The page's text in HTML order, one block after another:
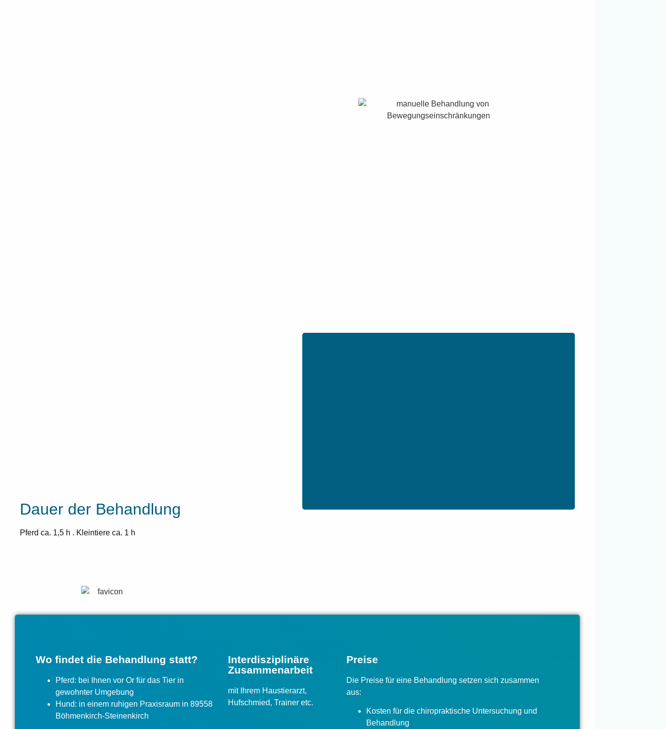
Dauer der Behandlung
Pferd ca. 1,5 h . Kleintiere ca. 1 h
Wo findet die Behandlung statt?
Pferd: bei Ihnen vor Or für das Tier in
gewohnter Umgebung
Hund: in einem ruhigen Praxisraum in 89558
Böhmenkirch-Steinenkirch
Interdisziplinäre
Zusammenarbeit
mit Ihrem Haustierarzt,
Hufschmied, Trainer etc.
Preise
Die Preise für eine Behandlung setzen sich zusammen
aus:
Kosten für die chiropraktische Untersuchung und
Behandlung